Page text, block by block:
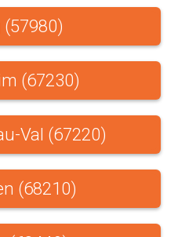
(57980)
(67230)
Val (67220)
(68210)